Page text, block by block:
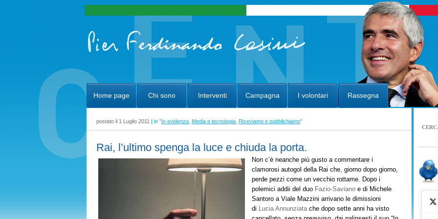
Home page Chi sono Interventi Campagna I volontari Rassegna
postato il 1 Luglio 2011 | in "In evidenza Media e tecnologia Riceviamo e pubblichiamo"
Rai, l’ultimo spenga la luce e chiuda la porta.
Non c’è neanche più gusto a commentare i
clamorosi autogol della Rai che, giorno dopo giorno,
perde pezzi come un vecchio rottame. Dopo i
polemici addii del duo Fazio-Saviano e di Michele
Santoro a Viale Mazzini arrivano le dimissioni
di Lucia Annunziatache dopo sette anni ha visto